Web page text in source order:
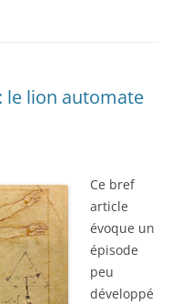
le lion automate
Ce bref
article
évoque un
épisode
peu
développé